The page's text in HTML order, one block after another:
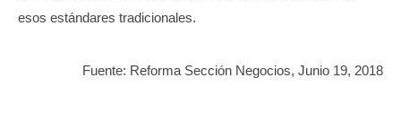
esos estándares tradicionales.
Fuente: Reforma Sección Negocios, Junio 19, 2018